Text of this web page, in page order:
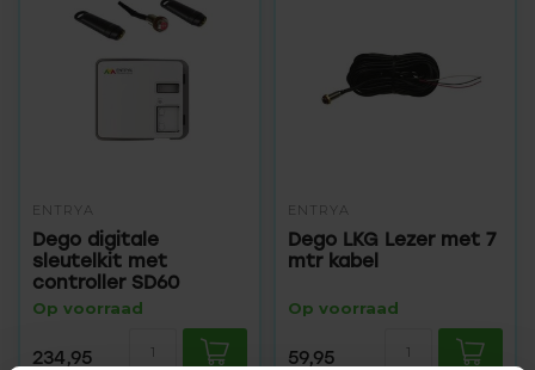
ENTRYA
Dego digitale
sleutelkit met
controller SD60
Op voorraad
234,95
ENTRYA
Dego LKG Lezer met 7
mtr kabel
Op voorraad
59,95